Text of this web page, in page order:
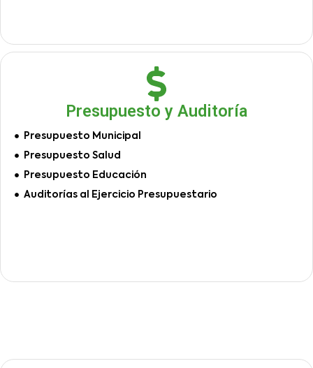
Presupuesto y Auditoría
Presupuesto Municipal
Presupuesto Salud
Presupuesto Educación
Auditorías al Ejercicio Presupuestario